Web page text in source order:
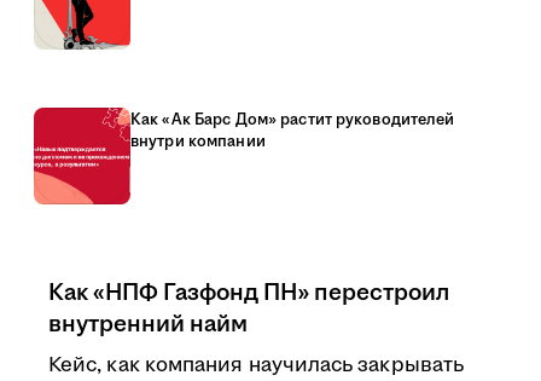
Как «Ак Барс Дом» растит руководителей
внутри компании
Как «НПФ Газфонд ПН» перестроил
внутренний найм
Кейс, как компания научилась закрывать